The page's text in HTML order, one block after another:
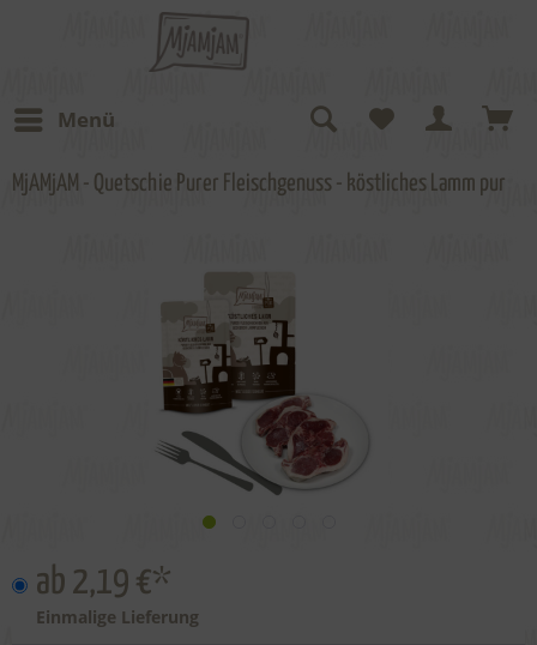
Menü
MjAMjAM - Quetschie Purer Fleischgenuss - köstliches Lamm pur
ab 2,19 €*
Einmalige Lieferung